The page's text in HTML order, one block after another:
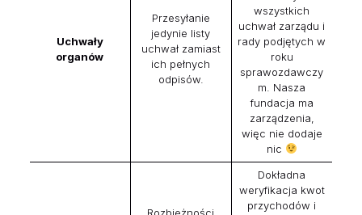
Uchwały
organów
Przesyłanie
jedynie listy
uchwał zamiast
ich pełnych
odpisów.
wszystkich
uchwał zarządu i
rady podjętych w
roku
sprawozdawczy
m. Nasza
fundacja ma
zarządzenia,
więc nie dodaje
nic
Dokładna
weryfikacja kwot
przychodów i